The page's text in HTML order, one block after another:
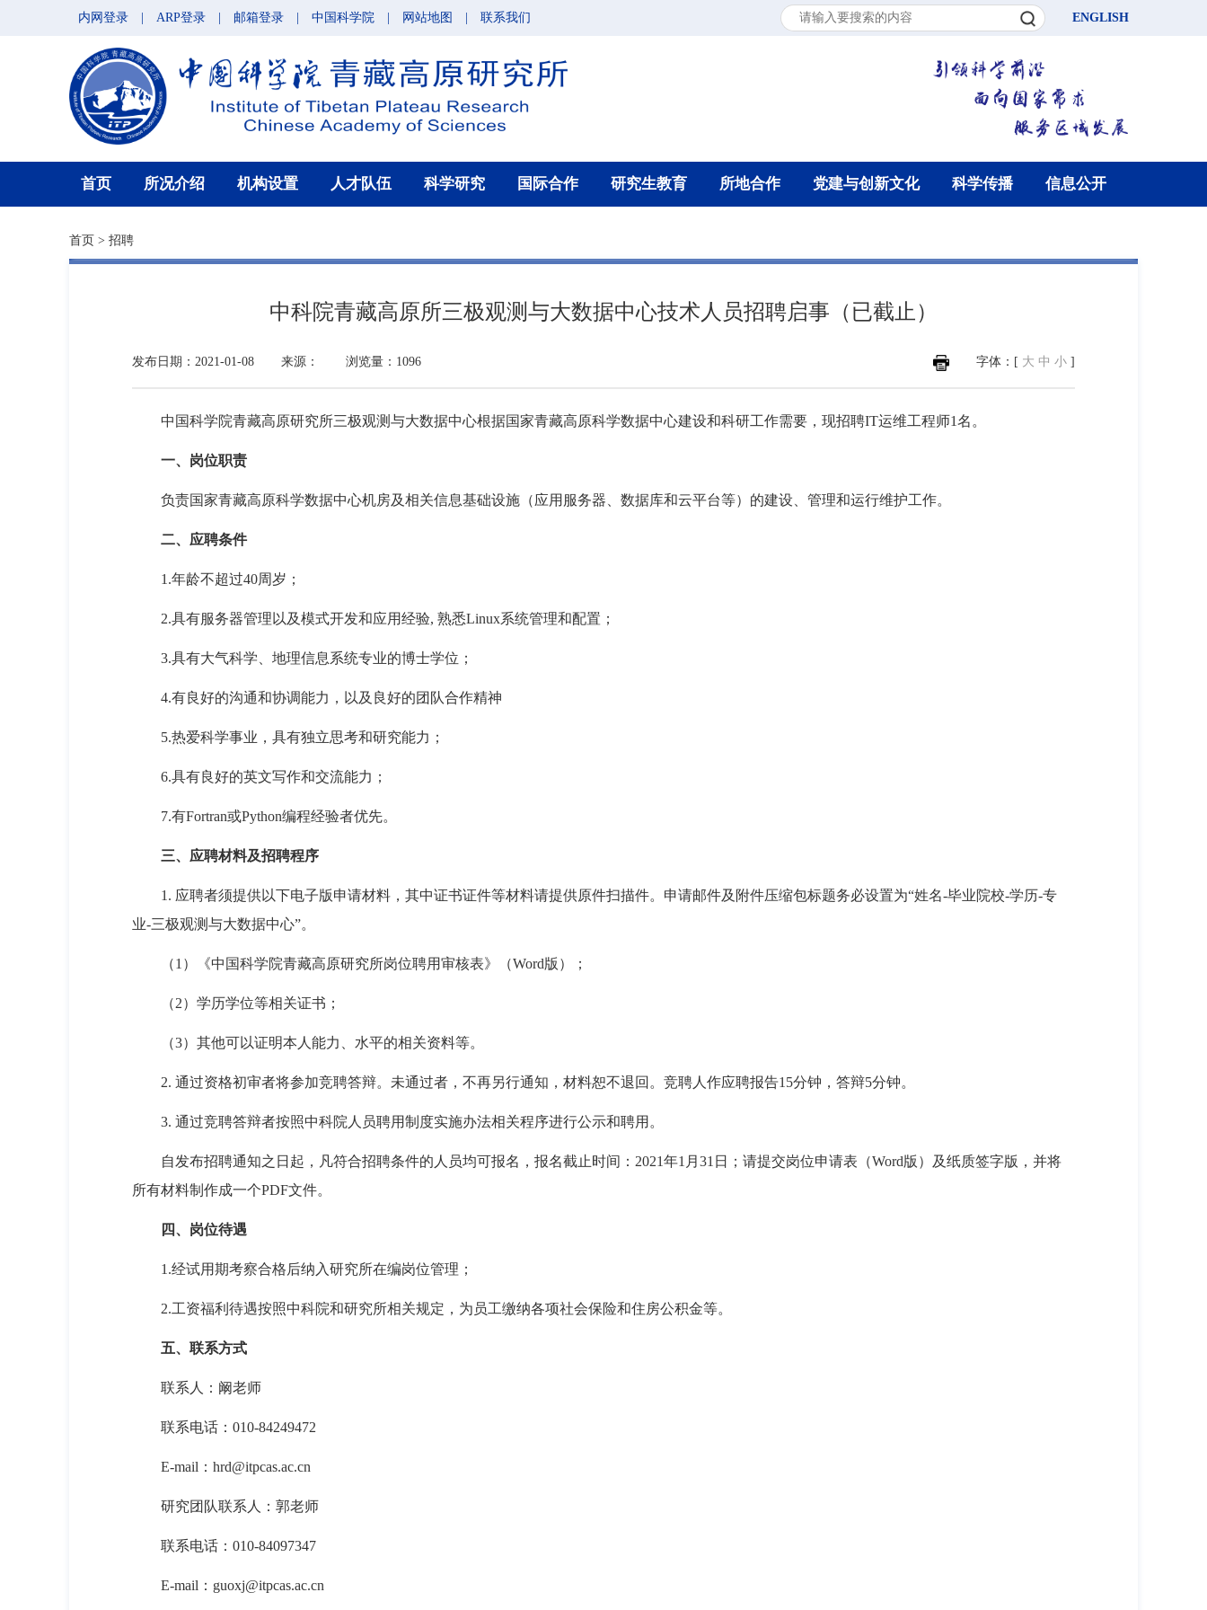
内网登录 ARP登录 邮箱登录 中国科学院 网站地图 联系我们 ENGLISH
首页 所况介绍 机构设置 人才队伍 科学研究 国际合作 研究生教育 所地合作 党建与创新文化 科学传播 信息公开
首页 > 招聘
中科院青藏高原所三极观测与大数据中心技术人员招聘启事（已截止）
发布日期：2021-01-08 来源： 浏览量：1096 字体：[ 大 中 小 ]
中国科学院青藏高原研究所三极观测与大数据中心根据国家青藏高原科学数据中心建设和科研工作需要，现招聘IT运维工程师1名。
一、岗位职责
负责国家青藏高原科学数据中心机房及相关信息基础设施（应用服务器、数据库和云平台等）的建设、管理和运行维护工作。
二、应聘条件
1.年龄不超过40周岁；
2.具有服务器管理以及模式开发和应用经验, 熟悉Linux系统管理和配置；
3.具有大气科学、地理信息系统专业的博士学位；
4.有良好的沟通和协调能力，以及良好的团队合作精神
5.热爱科学事业，具有独立思考和研究能力；
6.具有良好的英文写作和交流能力；
7.有Fortran或Python编程经验者优先。
三、应聘材料及招聘程序
1. 应聘者须提供以下电子版申请材料，其中证书证件等材料请提供原件扫描件。申请邮件及附件压缩包标题务必设置为“姓名-毕业院校-学历-专
业-三极观测与大数据中心”。
（1 ） 《中国科学院青藏高原研究所岗位聘用审核表》 （Word版）；
（2）学历学位等相关证书；
（3）其他可以证明本人能力、水平的相关资料等。
2. 通过资格初审者将参加竞聘答辩。未通过者，不再另行通知，材料恕不退回。竞聘人作应聘报告15分钟，答辩5分钟。
3. 通过竞聘答辩者按照中科院人员聘用制度实施办法相关程序进行公示和聘用。
自发布招聘通知之日起，凡符合招聘条件的人员均可报名，报名截止时间： 2021年1 月 31 日；请提交岗位申请表（Word版）及纸质签字版，并将
所有材料制作成一个PDF文件。
四、岗位待遇
1.经试用期考察合格后纳入研究所在编岗位管理；
2.工资福利待遇按照中科院和研究所相关规定，为员工缴纳各项社会保险和住房公积金等。
五、联系方式
联系人：阚老师
联系电话： 010-84249472
E-mail ： hrd@itpcas.ac.cn
研究团队联系人：郭老师
联系电话： 010-84097347
E-mail ： guoxj@itpcas.ac.cn